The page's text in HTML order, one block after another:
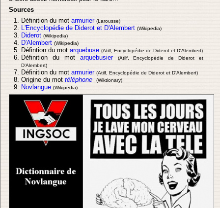
Sources
Définition du mot armurier (Larousse)
L'Encyclopédie de Diderot et D'Alembert (Wikipedia)
Diderot (Wikipedia)
D'Alembert (Wikipedia)
Défintion du mot arquebuse (Atilf, Encyclopédie de Diderot et D'Alembert)
Définition du mot arquebusier
(Atilf, Encyclopédie de Diderot et
D'Alembert)
Définition du mot armurier (Atilf, Encyclopédie de Diderot et D'Alembert)
Origine du mot téléphone (Wiktionary)
Novlangue (Wikipedia)